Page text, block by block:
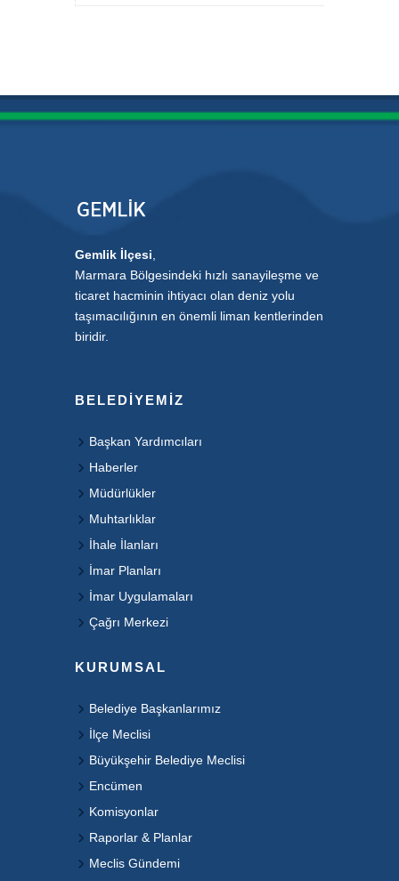
Gemlik İlçesi
Marmara Bölgesindeki hızlı sanayileşme ve
ticaret hacminin ihtiyacı olan deniz yolu
taşımacılığının en önemli liman kentlerinden
biridir.
BELEDIYEMIZ
Başkan Yardımcıları
Haberler
Müdürlükler
Muhtarlıklar
İhale İlanları
İmar Planları
İmar Uygulamaları
Çağrı Merkezi
KURUMSAL
Belediye Başkanlarımız
İlçe Meclisi
Büyükşehir Belediye Meclisi
Encümen
Komisyonlar
Raporlar & Planlar
Meclis Gündemi